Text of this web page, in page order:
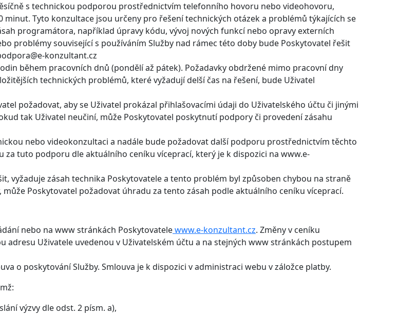
s technickou podporou prostřednictvím telefonního hovoru nebo videohovoru,
Tyto konzultace jsou určeny pro řešení technických otázek a problémů týkajících se
programátora, například úpravy kódu, vývoj nových funkcí nebo opravy externích
problémy související s používáním Služby nad rámec této doby bude Poskytovatel řešit
konzultant.cz
během pracovních dnů (pondělí až pátek). Požadavky obdržené mimo pracovní dny
technických problémů, které vyžadují delší čas na řešení, bude Uživatel
požadovat, aby se Uživatel prokázal přihlašovacími údaji do Uživatelského účtu či jinými
tak Uživatel neučiní, může Poskytovatel poskytnutí podpory či provedení zásahu
nebo videokonzultaci a nadále bude požadovat další podporu prostřednictvím těchto
tuto podporu dle aktuálního ceníku víceprací, který je k dispozici na www.e-
vyžaduje zásah technika Poskytovatele a tento problém byl způsoben chybou na straně
Poskytovatel požadovat úhradu za tento zásah podle aktuálního ceníku víceprací.
nebo na www stránkách Poskytovatelewww.e-konzultant.cz. Změny v ceníku
adresu Uživatele uvedenou v Uživatelském účtu a na stejných www stránkách postupem
o poskytování Služby. Smlouva je k dispozici v administraci webu v záložce platby.
výzvy dle odst. 2 písm. a),